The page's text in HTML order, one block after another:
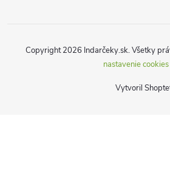
Vytvoril
Copyright 2026 Indarčeky.sk. Všetky
nastavenie cookies